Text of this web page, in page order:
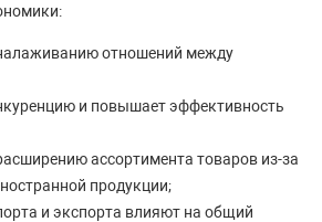
отношений между
и повышает эффективность
ассортимента товаров из-за
продукции;
и экспорта влияют на общий